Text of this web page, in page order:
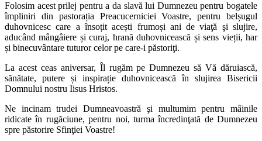
Folosim acest prilej pentru a da slavă lui Dumnezeu pentru bogatele
împliniri din pastorația Preacucerniciei Voastre, pentru belșugul
duhovnicesc care a însoțit acești frumoși ani de viaţă şi slujire,
aducând mângâiere și curaj, hrană duhovnicească și sens vieții, har
și binecuvântare tuturor celor pe care-i păstoriţi.
La acest ceas aniversar, Îl rugăm pe Dumnezeu să Vă dăruiască,
sănătate, putere și inspirație duhovnicească în slujirea Bisericii
Domnului nostru Iisus Hristos.
Ne incinam trudei Dumneavoastră şi multumim pentru mâinile
ridicate în rugăciune, pentru noi, turma încredinţată de Dumnezeu
spre păstorire Sfinţiei Voastre!